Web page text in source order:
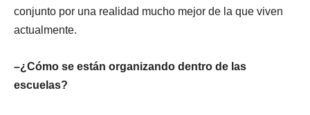
conjunto por una realidad mucho mejor de la que viven
actualmente.
–¿Cómo se están organizando dentro de las
escuelas?